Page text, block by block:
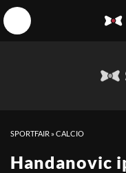
SPORTFAIR »CALCIO
Handanovic